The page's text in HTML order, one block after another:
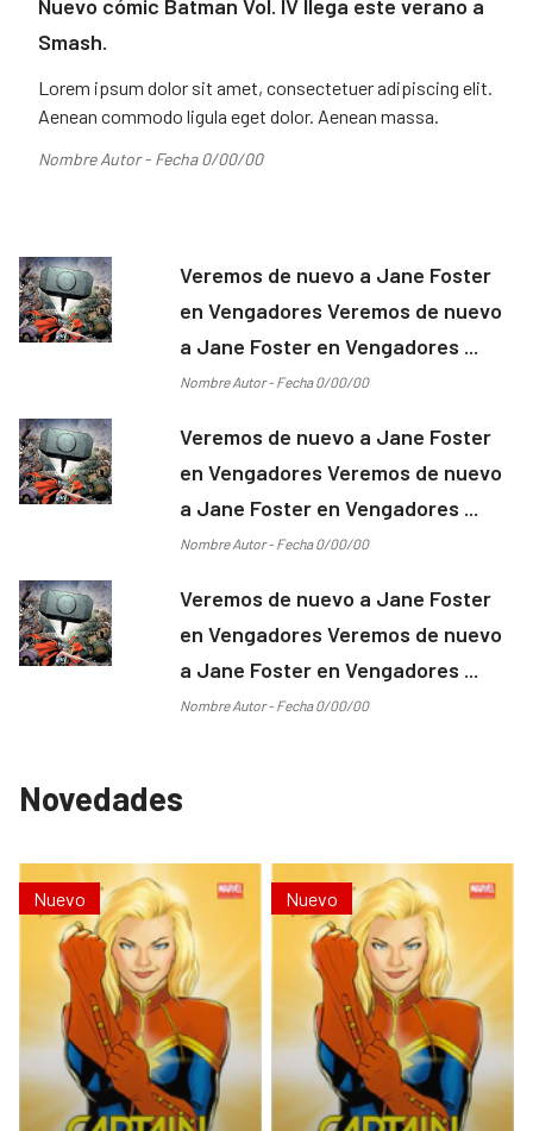
Nuevo cómic Batman Vol. IV llega este verano a
Smash.
Lorem ipsum dolor sit amet, consectetuer adipiscing elit.
Aenean commodo ligula eget dolor. Aenean massa.
Nombre Autor - Fecha 0/00/00
Veremos de nuevo a Jane Foster
en Vengadores Veremos de nuevo
a Jane Foster en Vengadores ...
Nombre Autor - Fecha 0/00/00
Veremos de nuevo a Jane Foster
en Vengadores Veremos de nuevo
a Jane Foster en Vengadores ...
Nombre Autor - Fecha 0/00/00
Veremos de nuevo a Jane Foster
en Vengadores Veremos de nuevo
a Jane Foster en Vengadores ...
Nombre Autor - Fecha 0/00/00
Novedades
Nuevo Nuevo